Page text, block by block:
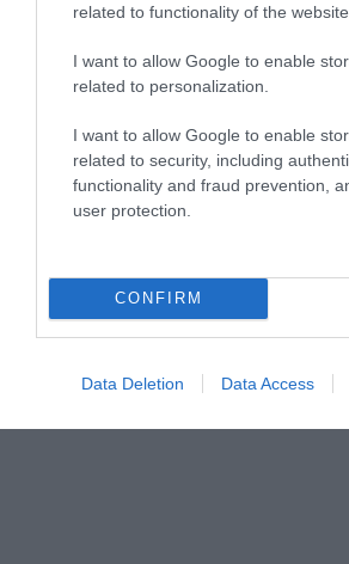
related to functionality of the
I want to allow Google to enable
related to personalization.
I want to allow Google to enable
related to security, including
functionality and fraud prevention,
user protection.
CONFIRM
Data Deletion Data Access